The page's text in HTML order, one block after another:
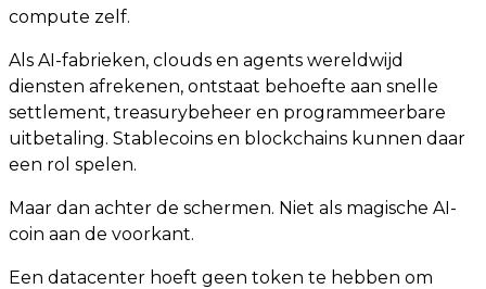
compute zelf.
Als AI-fabrieken, clouds en agents wereldwijd
diensten afrekenen, ontstaat behoefte aan snelle
settlement, treasurybeheer en programmeerbare
uitbetaling. Stablecoins en blockchains kunnen daar
een rol spelen.
Maar dan achter de schermen. Niet als magische AI-
coin aan de voorkant.
Een datacenter hoeft geen token te hebben om